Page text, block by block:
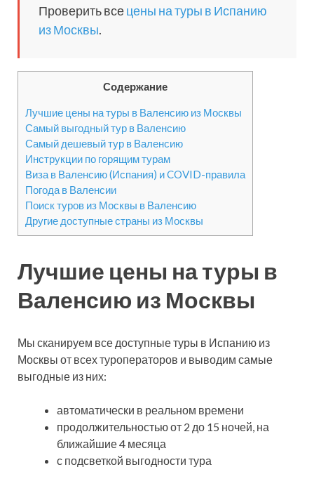
Проверить всецены на туры в Испанию
из Москвы.
Содержание
Лучшие цены на туры в Валенсию из Москвы
Самый выгодный тур в Валенсию
Самый дешевый тур в Валенсию
Инструкции по горящим турам
Виза в Валенсию (Испания) и COVID-правила
Погода в Валенсии
Поиск туров из Москвы в Валенсию
Другие доступные страны из Москвы
Лучшие цены на туры в
Валенсию из Москвы
Мы сканируем все доступные туры в Испанию из
Москвы от всех туроператоров и выводим самые
выгодные из них:
автоматически в реальном времени
продолжительностью от 2 до 15 ночей, на
ближайшие 4 месяца
с подсветкой выгодности тура